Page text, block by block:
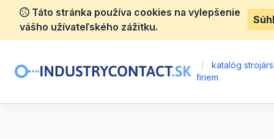
Táto stránka používa cookies na vylepšenie
vášho užívateľského zážitku.
katalóg
firiem